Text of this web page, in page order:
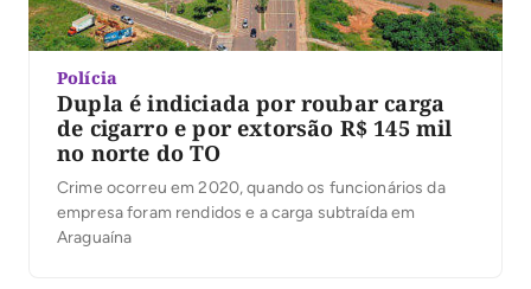
Polícia
Dupla é indiciada por roubar carga
de cigarro e por extorsão R$ 145 mil
no norte do TO
Crime ocorreu em 2020, quando os funcionários da
empresa foram rendidos e a carga subtraída em
Araguaína